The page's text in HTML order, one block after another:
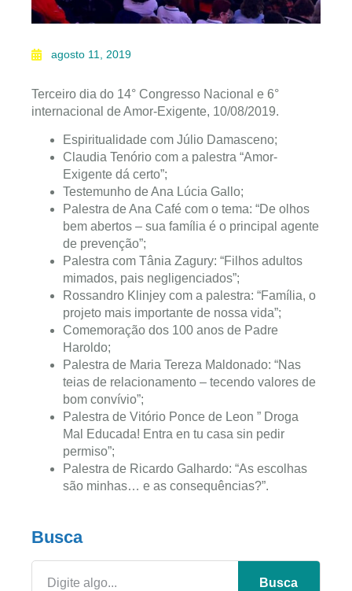
agosto 11, 2019
Terceiro dia do 14° Congresso Nacional e 6°
internacional de Amor-Exigente, 10/08/2019.
Espiritualidade com Júlio Damasceno;
Claudia Tenório com a palestra “Amor-
Exigente dá certo”;
Testemunho de Ana Lúcia Gallo;
Palestra de Ana Café com o tema: “De olhos
bem abertos – sua família é o principal agente
de prevenção”;
Palestra com Tânia Zagury: “Filhos adultos
mimados, pais negligenciados”;
Rossandro Klinjey com a palestra: “Família, o
projeto mais importante de nossa vida”;
Comemoração dos 100 anos de Padre
Haroldo;
Palestra de Maria Tereza Maldonado: “Nas
teias de relacionamento – tecendo valores de
bom convívio”;
Palestra de Vitório Ponce de Leon ” Droga
Mal Educada! Entra en tu casa sin pedir
permiso”;
Palestra de Ricardo Galhardo: “As escolhas
são minhas… e as consequências?”.
Busca
Busca